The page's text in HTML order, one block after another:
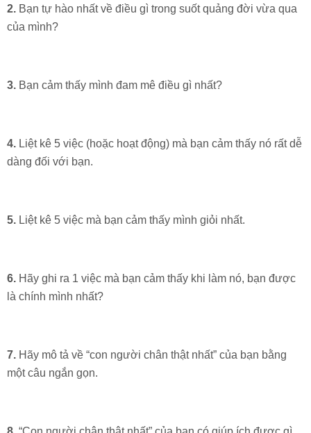
2. Bạn tự hào nhất về điều gì trong suốt quảng đời vừa qua
của mình?
3. Bạn cảm thấy mình đam mê điều gì nhất?
4. Liệt kê 5 việc (hoặc hoạt động) mà bạn cảm thấy nó rất dễ
dàng đối với bạn.
5. Liệt kê 5 việc mà bạn cảm thấy mình giỏi nhất.
6. Hãy ghi ra 1 việc mà bạn cảm thấy khi làm nó, bạn được
là chính mình nhất?
7. Hãy mô tả về “con người chân thật nhất” của bạn bằng
một câu ngắn gọn.